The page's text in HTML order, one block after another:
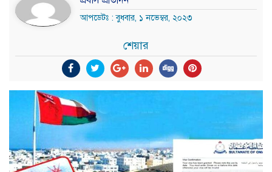
আপডেটঃ : বুধবার, ১ নভেম্বর, ২০২৩
শেয়ার